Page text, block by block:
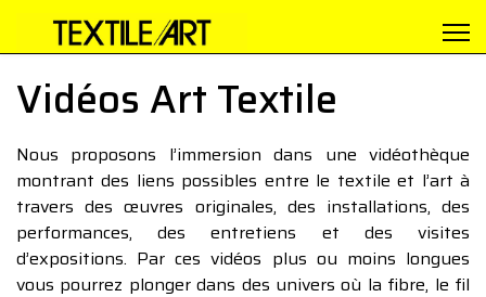
Vidéos Art Textile
Nous proposons l’immersion dans une vidéothèque
montrant des liens possibles entre le textile et l’art à
travers des œuvres originales, des installations, des
performances, des entretiens et des visites
d’expositions. Par ces vidéos plus ou moins longues
vous pourrez plonger dans des univers où la fibre, le fil